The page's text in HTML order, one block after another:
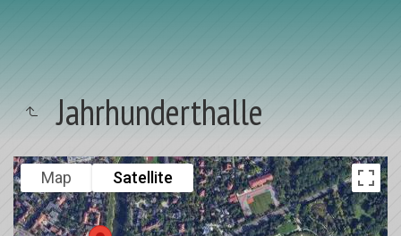
Jahrhunderthalle
Map Satellite